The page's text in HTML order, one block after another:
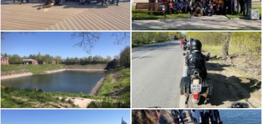
интересных мероприятиях, проводимых в городе
при совпадении дат, посещение красивого кафе
для дружеского общения за чашкой кофе.
Планируем посещение музея или других
любопытных мест в городе в сопровождении
гида.